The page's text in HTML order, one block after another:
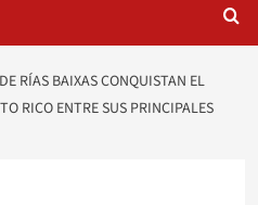
RÍAS BAIXAS CONQUISTAN EL
RICO ENTRE SUS PRINCIPALES